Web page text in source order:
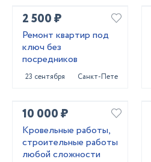
2 500 ₽
Ремонт квартир под
ключ без
посредников
23 сентября 2022Санкт-Петербург
10 000 ₽
Кровельные работы,
строительные работы
любой сложности